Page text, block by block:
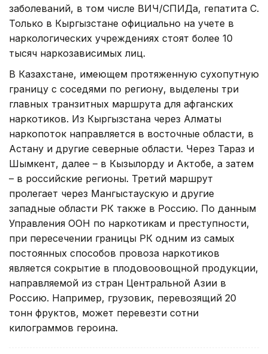
заболеваний, в том числе ВИЧ/СПИДа, гепатита С.
Только в Кыргызстане официально на учете в
наркологических учреждениях стоят более 10
тысяч наркозависимых лиц.
В Казахстане, имеющем протяженную сухопутную
границу с соседями по региону, выделены три
главных транзитных маршрута для афганских
наркотиков. Из Кыргызстана через Алматы
наркопоток направляется в восточные области, в
Астану и другие северные области. Через Тараз и
Шымкент, далее – в Кызылорду и Актобе, а затем
– в российские регионы. Третий маршрут
пролегает через Мангыстаускую и другие
западные области РК также в Россию. По данным
Управления ООН по наркотикам и преступности,
при пересечении границы РК одним из самых
постоянных способов провоза наркотиков
является сокрытие в плодовоовощной продукции,
направляемой из стран Центральной Азии в
Россию. Например, грузовик, перевозящий 20
тонн фруктов, может перевезти сотни
килограммов героина.